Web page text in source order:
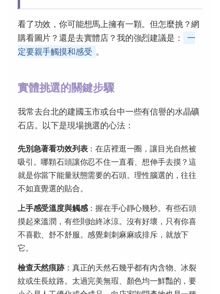
看了功效，你可能想馬上擁有一顆。但怎麼挑？網
購看圖片？還是去實體店？我的強烈建議是：
一
定要親手觸摸和感受 。
實體挑選的關鍵步驟
我常去台北的建國玉市或台中一些有信譽的水晶礦
石店。以下是現場挑選的心法：
先別急著看功效列表：在店裡逛一圈，讓目光自然被
吸引。哪顆石頭讓你忍不住一直看、想伸手去摸？這
就是你當下能量狀態需要的石頭。理性腦選的，往往
不如直覺選的貼合。
上手感受溫度與觸感：握在手心靜心幾秒。有些石頭
摸起來溫潤，有些則始終冰涼。沒有好壞，只有你喜
不喜歡、舒不舒服。感覺刺刺麻麻或排斥，就放下
它。
檢查天然痕跡：真正的天然石幾乎都有內含物、冰裂
紋或生長紋路。太過完美無瑕、顏色均一鮮豔的，要